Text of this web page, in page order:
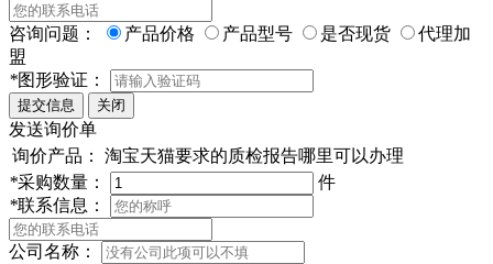
咨询问题： 产品价格 产品型号 是否现货
代理加
盟
*图形验证：
发送询价单
询价产品：
淘宝天猫要求的质检报告哪里可以办理
*采购数量：
件
*联系信息：
公司名称：